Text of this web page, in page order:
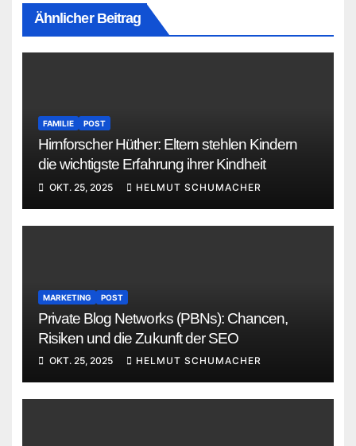
Ähnlicher Beitrag
FAMILIE POST
Hirnforscher Hüther: Eltern stehlen Kindern
die wichtigste Erfahrung ihrer Kindheit
OKT. 25, 2025 HELMUT SCHUMACHER
MARKETING POST
Private Blog Networks (PBNs): Chancen,
Risiken und die Zukunft der SEO
OKT. 25, 2025 HELMUT SCHUMACHER